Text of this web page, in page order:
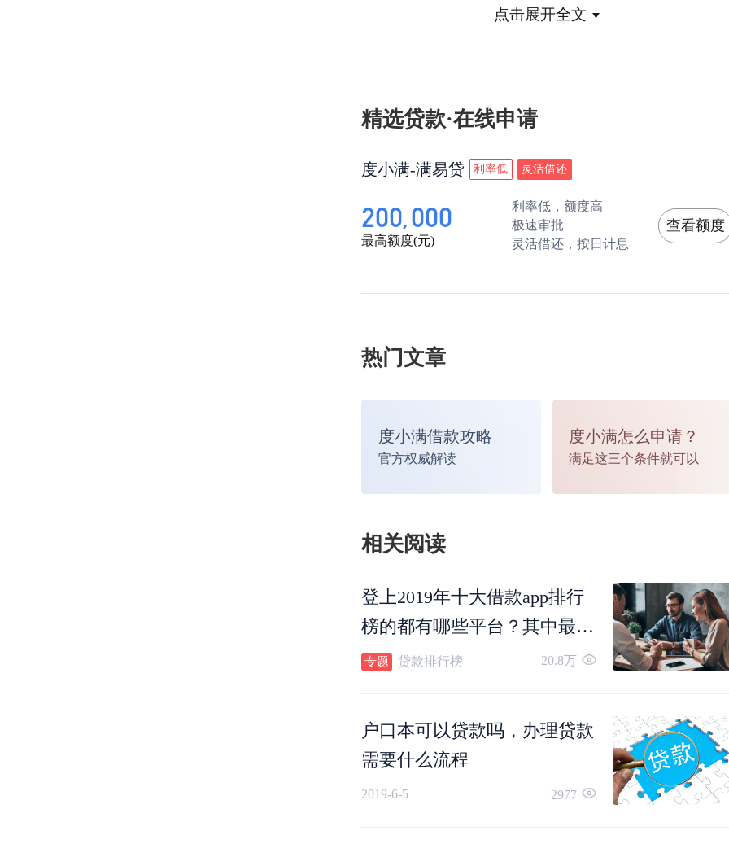
3、农户联保贷款需要3-5名农户，商户联保贷款需
要3名商户共同组成联保小组。
邮政贷款担保人的要求有哪些？
第一，担保人必须是具有完全民事行为能力的自
第二，担保人需要提供有效身份证明，例如身份证
或者户口本。如果担保人已婚，需提供结婚证。未
婚也需要提供未婚证明。
第三，担保人如实提供个人
无负债，是否有着良好的信用记录。
第四，担保人有稳定的经济收入，并且自愿为借
息。
由此可见，担保人除了愿意为借款人还款外，自身
点击展开全文
精选贷款·在线申请
度小满-满易贷 利率低 灵活借还
200,000
最高额度(元)
利率低，额度高
极速审批
灵活借还，按日计息
查看额度
热门文章
度小满借款攻略
官方权威解读
度小满怎么申请？
满足这三个条件就可以
相关阅读
登上2019年十大借款app排行
榜的都有哪些平台？其中最好
用的又是哪款？
专题 贷款排行榜 20.8万
户口本可以贷款吗，办理贷款
需要什么流程
2019-6-5 2977